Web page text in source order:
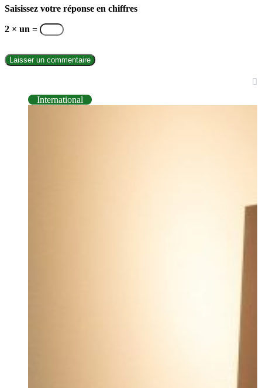
Saisissez votre réponse en chiffres
2 × un =
International